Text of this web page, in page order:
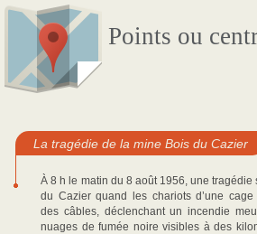
Points ou
La tragédie de la mine Bois du Cazier
À 8 h le matin du 8 août 1956, une tragédie
du Cazier quand les chariots d’une cage
des câbles, déclenchant un incendie
nuages de fumée noire visibles à des